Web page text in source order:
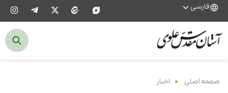
فارسی
صفحه اصلی اخبار